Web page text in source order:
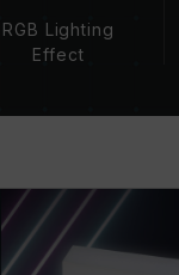
定。
記憶體模組
系統都能達
請確認您的
（XMP2.0）
RGB Lighting
Effect